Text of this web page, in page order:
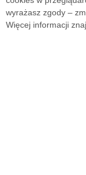
wyrażasz zgody –
Więcej informacji